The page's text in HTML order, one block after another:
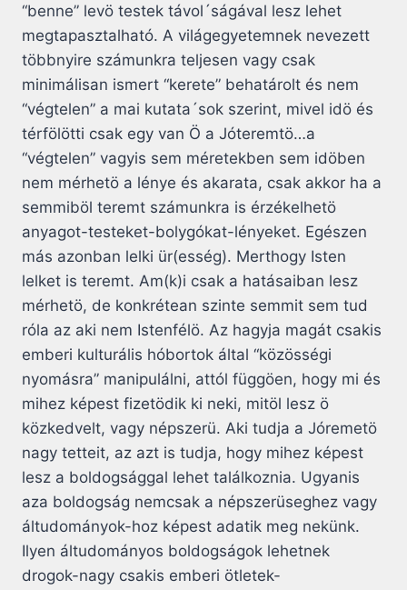
“benne” levö testek távol´ságával lesz lehet
megtapasztalható. A világegyetemnek nevezett
többnyire számunkra teljesen vagy csak
minimálisan ismert “kerete” behatárolt és nem
“végtelen” a mai kutata´sok szerint, mivel idö és
térfölötti csak egy van Ö a Jóteremtö…a
“végtelen” vagyis sem méretekben sem idöben
nem mérhetö a lénye és akarata, csak akkor ha a
semmiböl teremt számunkra is érzékelhetö
anyagot-testeket-bolygókat-lényeket. Egészen
más azonban lelki ür(esség). Merthogy Isten
lelket is teremt. Am(k)i csak a hatásaiban lesz
mérhetö, de konkrétean szinte semmit sem tud
róla az aki nem Istenfélö. Az hagyja magát csakis
emberi kulturális hóbortok által “közösségi
nyomásra” manipulálni, attól függöen, hogy mi és
mihez képest fizetödik ki neki, mitöl lesz ö
közkedvelt, vagy népszerü. Aki tudja a Jóremetö
nagy tetteit, az azt is tudja, hogy mihez képest
lesz a boldogsággal lehet találkoznia. Ugyanis
aza boldogság nemcsak a népszerüseghez vagy
áltudományok-hoz képest adatik meg nekünk.
Ilyen áltudományos boldogságok lehetnek
drogok-nagy csakis emberi ötletek-